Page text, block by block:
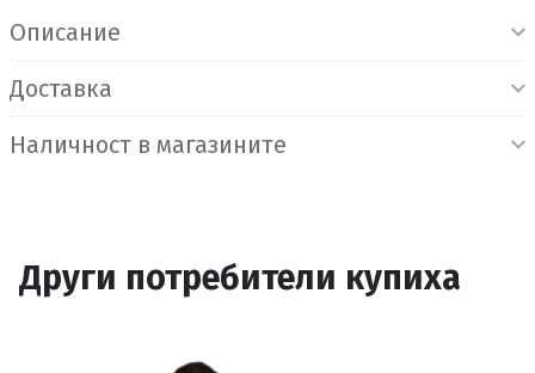
Описание
Доставка
Наличност в магазините
Други потребители купиха